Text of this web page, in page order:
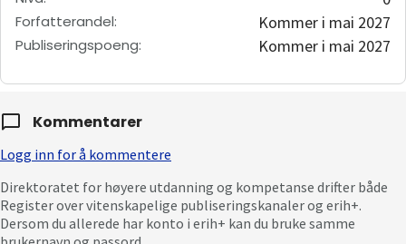
Forfatterandel: Kommer i mai 2027
Publiseringspoeng: Kommer i mai 2027
Kommentarer
Logg inn for å kommentere
Direktoratet for høyere utdanning og kompetanse drifter både
Register over vitenskapelige publiseringskanaler og erih+.
Dersom du allerede har konto i erih+ kan du bruke samme